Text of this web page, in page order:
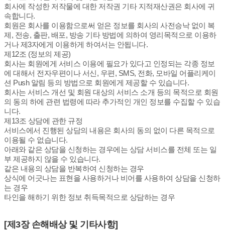
회사에 작성한 저작물에 대한 저작권 기타 지적재산권은 회사에 귀
속합니다.
회원은 회사를 이용함으로써 얻은 정보를 회사의 사전승낙 없이 복
제, 전송, 출판, 배포, 방송 기타 방법에 의하여 영리목적으로 이용하
거나 제3자에게 이용하게 하여서는 안됩니다.
제12조 (정보의 제공)
회사는 회원에게 서비스 이용에 필요가 있다고 인정되는 각종 정보
에 대해서 전자우편이나 서신, 우편, SMS, 전화, 모바일 어플리케이
션 Push 알림 등의 방법으로 회원에게 제공할 수 있습니다.
회사는 서비스 개선 및 회원 대상의 서비스 소개 등의 목적으로 회원
의 동의 하에 관련 법령에 따라 추가적인 개인 정보를 수집할 수 있습
니다.
제13조 상담에 관한 규정
서비스에서 진행된 상담의 내용은 회사의 동의 없이 다른 목적으로
이용될 수 없습니다.
아래와 같은 상담을 신청하는 경우에는 상담 서비스를 전체 또는 일
부 제공하지 않을 수 있습니다.
같은 내용의 상담을 반복하여 신청하는 경우
상식에 어긋나는 표현을 사용하거나 비어를 사용하여 상담을 신청하
는 경우
타인을 해하기 위한 정보 취득목적으로 상담하는 경우
[제3장 손해배상 및 기타사항]